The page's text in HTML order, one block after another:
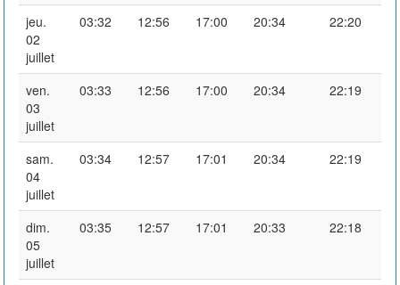
jeu.
02
juillet
03:32 12:56 17:00 20:34 22:20
ven.
03
juillet
03:33 12:56 17:00 20:34 22:19
sam.
04
juillet
03:34 12:57 17:01 20:34 22:19
dim.
05
juillet
03:35 12:57 17:01 20:33 22:18